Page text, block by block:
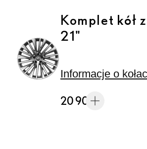
Komplet kół
21"
Informacje o
20 900 zł